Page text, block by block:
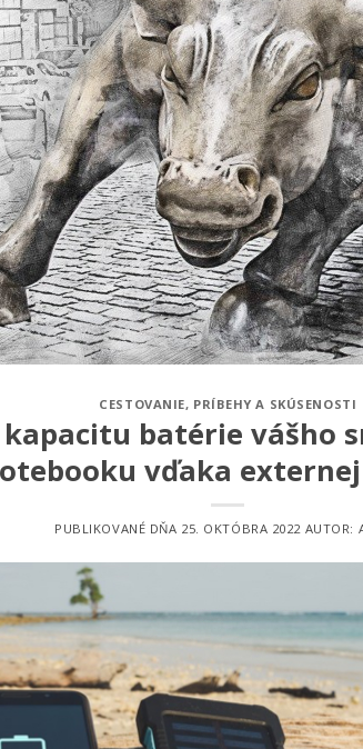
CESTOVANIE, PRÍBEHY A SKÚSENOSTI
kapacitu batérie vášho
vďaka
PUBLIKOVANÉ DŇA 25. OKTÓBRA 2022 AUTOR: